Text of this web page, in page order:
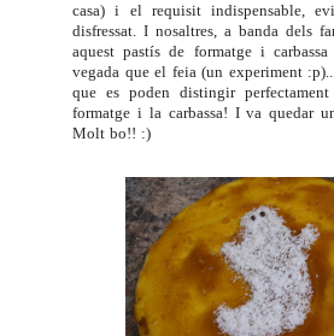
casa) i el requisit indispensable,
disfressat. I nosaltres, a banda dels
aquest pastís de formatge i
vegada que el feia (un experiment
que es poden distingir
formatge i la carbassa! I va quedar
Molt bo!! :)